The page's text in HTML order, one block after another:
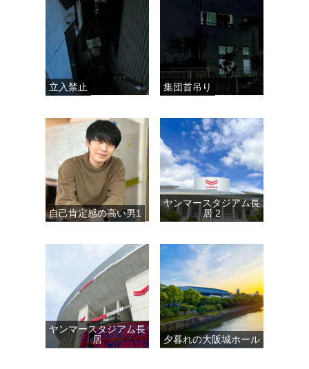
立入禁止 集団首吊り
自己肯定感の高い男1
ヤンマースタジアム長
居 2
ヤンマースタジアム長
居
夕暮れの大阪城ホール